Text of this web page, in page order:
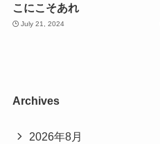
こにこそあれ
July 21, 2024
Archives
2026年8月